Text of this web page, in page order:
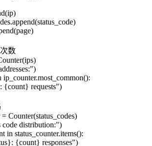
数
requests")
= Counter(status_codes)
code distribution:")
in status_counter.items():
{count} responses")